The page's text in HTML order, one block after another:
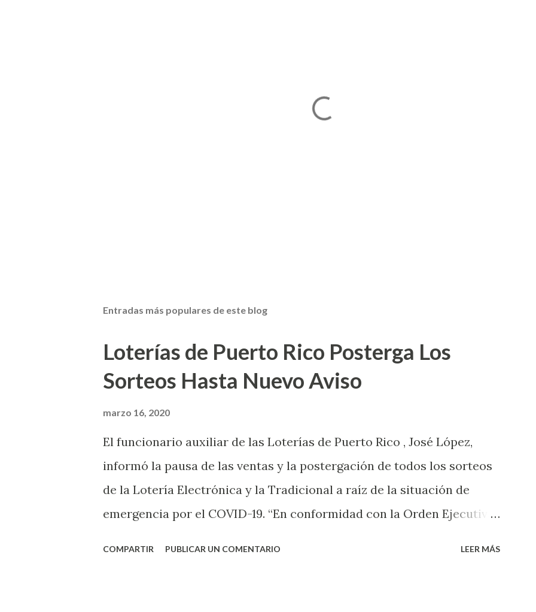
Entradas más populares de este blog
Loterías de Puerto Rico Posterga Los
Sorteos Hasta Nuevo Aviso
marzo 16, 2020
El funcionario auxiliar de las Loterías de Puerto Rico , José López,
informó la pausa de las ventas y la postergación de todos los sorteos
de la Lotería Electrónica y la Tradicional a raíz de la situación de
emergencia por el COVID-19. “En conformidad con la Orden Ejecutiva
COMPARTIR PUBLICAR UN COMENTARIO LEER MÁS